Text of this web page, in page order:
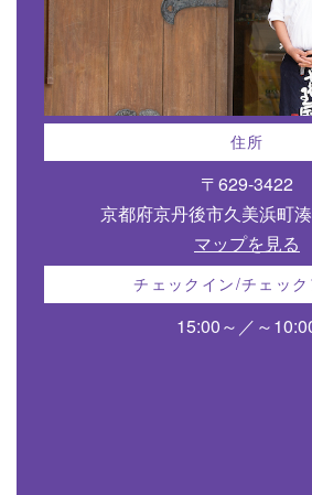
住所
〒629-3422
京都府京丹後市久美浜町
マップを見る
チェックイン/チェック
15:00～／～